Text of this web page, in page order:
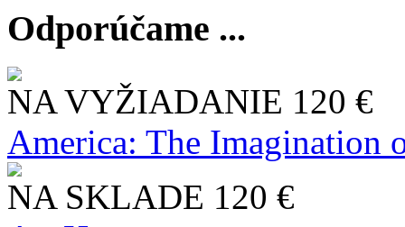
Odporúčame ...
NA VYŽIADANIE 120 €
America: The Imagination
NA SKLADE 120 €